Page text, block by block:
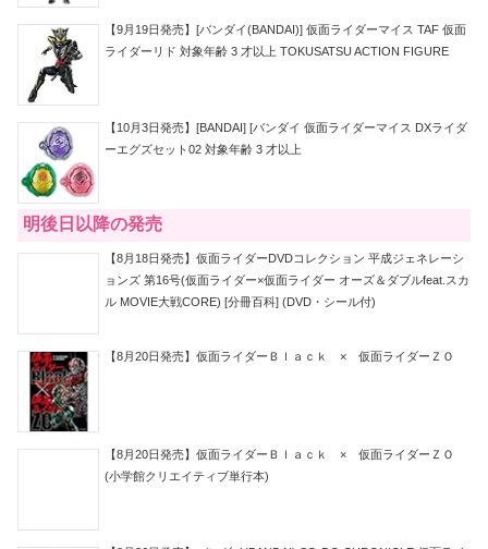
【9月19日発売】[バンダイ(BANDAI)] 仮面ライダーマイス TAF 仮面
ライダーリド 対象年齢 3 才以上 TOKUSATSU ACTION FIGURE
【10月3日発売】[BANDAI] [バンダイ 仮面ライダーマイス DXライダ
ーエグズセット02 対象年齢 3 才以上
明後日以降の発売
【8月18日発売】仮面ライダーDVDコレクション 平成ジェネレーシ
ョンズ 第16号(仮面ライダー×仮面ライダー オーズ＆ダブルfeat.スカ
ル MOVIE大戦CORE) [分冊百科] (DVD・シール付)
【8月20日発売】仮面ライダーＢｌａｃｋ × 仮面ライダーＺＯ
【8月20日発売】仮面ライダーＢｌａｃｋ × 仮面ライダーＺＯ
(小学館クリエイティブ単行本)